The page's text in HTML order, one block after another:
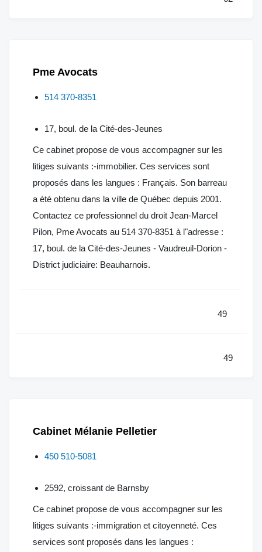
Pme Avocats
514 370-8351
17, boul. de la Cité-des-Jeunes
Ce cabinet propose de vous accompagner sur les
litiges suivants :-immobilier. Ces services sont
proposés dans les langues : Français. Son barreau
a été obtenu dans la ville de Québec depuis 2001.
Contactez ce professionnel du droit Jean-Marcel
Pilon, Pme Avocats au 514 370-8351 à l"adresse :
17, boul. de la Cité-des-Jeunes - Vaudreuil-Dorion -
District judiciaire: Beauharnois.
49
49
Cabinet Mélanie Pelletier
450 510-5081
2592, croissant de Barnsby
Ce cabinet propose de vous accompagner sur les
litiges suivants :-immigration et citoyenneté. Ces
services sont proposés dans les langues :